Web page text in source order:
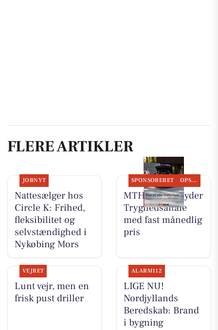
FLERE ARTIKLER
JOBNYT
Nattesælger hos
Circle K: Frihed,
fleksibilitet og
selvstændighed i
Nykøbing Mors
SPONSORERET OPSLAGSTAVLEN
MTH Biler tilbyder
Tryghedsaftale
med fast månedlig
pris
VEJRET
Lunt vejr, men en
frisk pust driller
ALARM112
LIGE NU!
Nordjyllands
Beredskab: Brand
i bygning